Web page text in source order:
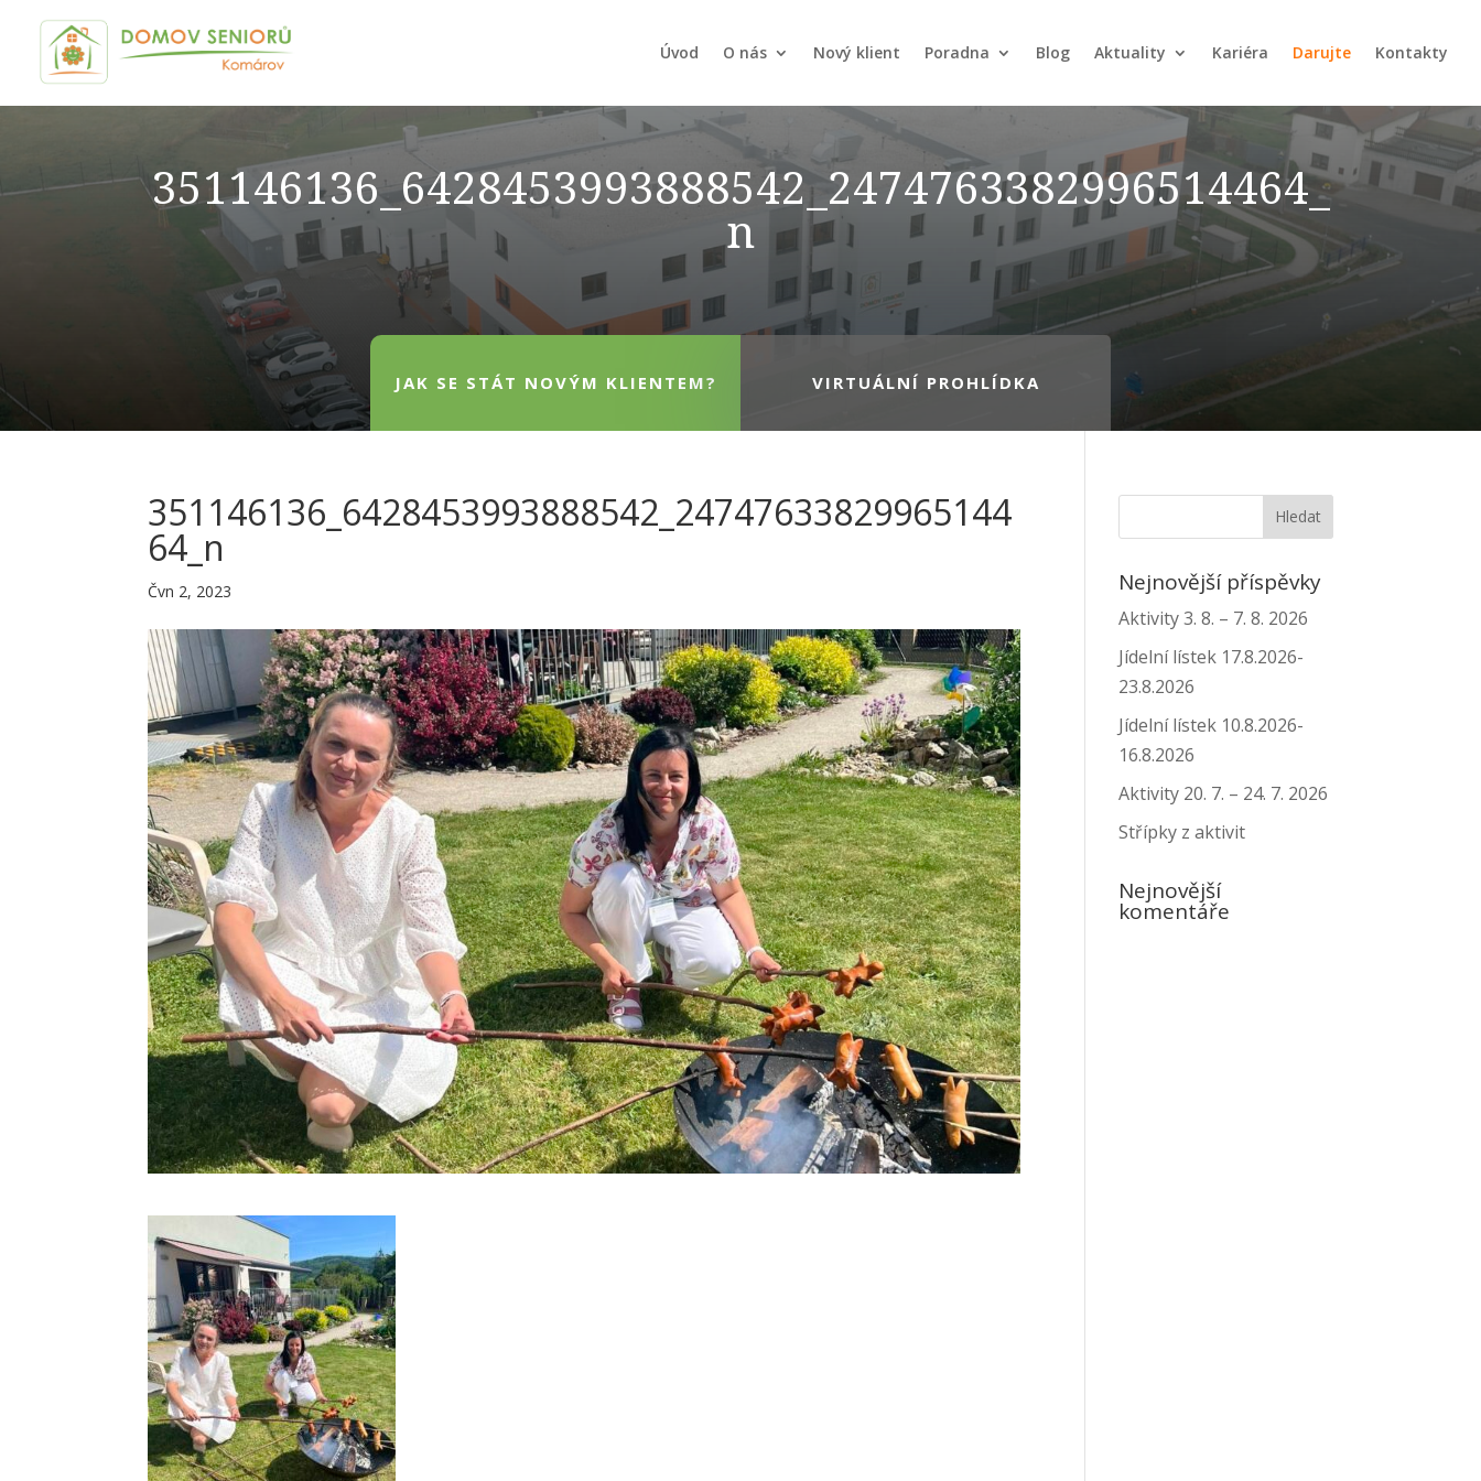
Úvod O nás Nový klient Poradna Blog Aktuality Kariéra Darujte Kontakty
351146136_6428453993888542_2474763382996514464_
n
JAK SE STÁT NOVÝM KLIENTEM? VIRTUÁLNÍ PROHLÍDKA
351146136_6428453993888542_24747633829965144
64_n
Čvn 2, 2023 Nejnovější příspěvky
Aktivity 3. 8. – 7. 8. 2026
Jídelní lístek 17.8.2026-
23.8.2026
Jídelní lístek 10.8.2026-
16.8.2026
Aktivity 20. 7. – 24. 7. 2026
Střípky z aktivit
Nejnovější
komentáře